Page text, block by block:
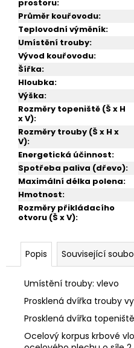
prostoru:
Průměr kouřovodu:
Teplovodní výměník:
Umístění trouby:
Vývod kouřovodu:
Šířka:
Hloubka:
Výška:
Rozměry topeniště (Š x H
x V):
Rozměry trouby (Š x H x
V):
Energetická účinnost:
Spotřeba paliva (dřevo):
Maximální délka polena:
Hmotnost:
Rozměry přikládacího
otvoru (Š x V):
Popis Související
Umístění trouby: vlevo
Prosklená dvířka trouby
Prosklená dvířka topeniště
Ocelový korpus krbové
KAMNA
TROUBOU
VÝMĚNÍKEM
PRITY
FG
W20
22
999
Kč